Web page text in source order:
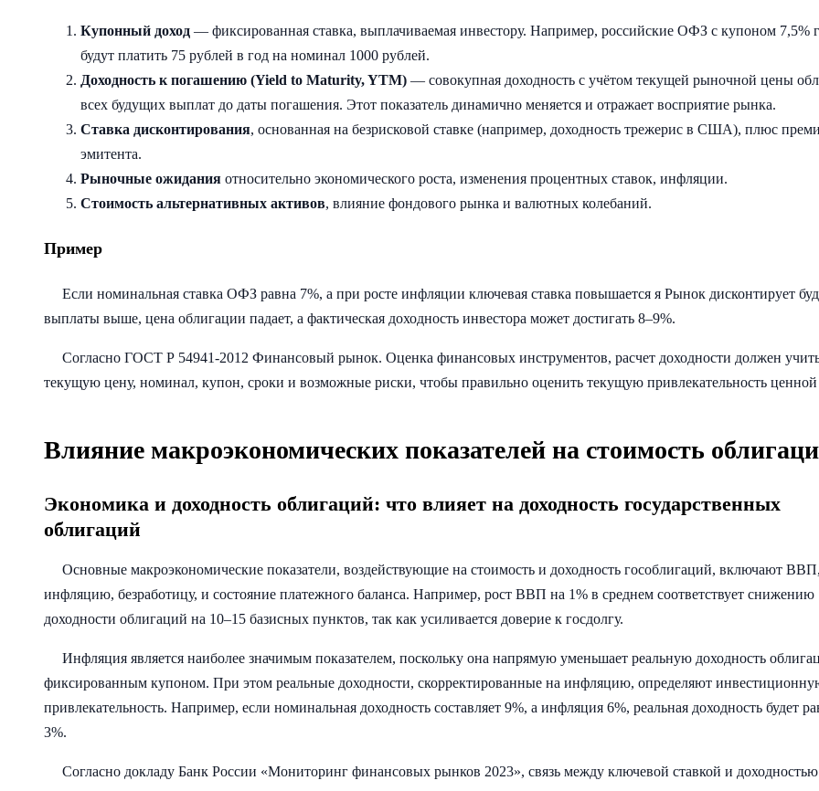
Купонный доход — фиксированная ставка, выплачиваемая инвестору. Например, российские ОФЗ с купоном 7,5%
будут платить 75 рублей в год на номинал 1000 рублей.
Доходность к погашению (Yield to Maturity, YTM) — совокупная доходность с учётом текущей рыночной цены
всех будущих выплат до даты погашения. Этот показатель динамично меняется и отражает восприятие рынка.
Ставка дисконтирования, основанная на безрисковой ставке (например, доходность трежерис в США), плюс
эмитента.
Рыночные ожидания относительно экономического роста, изменения процентных ставок, инфляции.
Стоимость альтернативных активов, влияние фондового рынка и валютных колебаний.
Пример
Если номинальная ставка ОФЗ равна 7%, а при росте инфляции ключевая ставка повышается я Рынок дисконтирует
выплаты выше, цена облигации падает, а фактическая доходность инвестора может достигать 8–9%.
Согласно ГОСТ Р 54941-2012 Финансовый рынок. Оценка финансовых инструментов, расчет доходности должен
текущую цену, номинал, купон, сроки и возможные риски, чтобы правильно оценить текущую привлекательность ценной
Влияние макроэкономических показателей на стоимость
Экономика и доходность облигаций: что влияет на доходность государственных
облигаций
Основные макроэкономические показатели, воздействующие на стоимость и доходность гособлигаций, включают ВВП,
инфляцию, безработицу, и состояние платежного баланса. Например, рост ВВП на 1% в среднем соответствует снижению
доходности облигаций на 10–15 базисных пунктов, так как усиливается доверие к госдолгу.
Инфляция является наиболее значимым показателем, поскольку она напрямую уменьшает реальную доходность
фиксированным купоном. При этом реальные доходности, скорректированные на инфляцию, определяют
привлекательность. Например, если номинальная доходность составляет 9%, а инфляция 6%, реальная доходность будет
3%.
Согласно докладу Банк России «Мониторинг финансовых рынков 2023», связь между ключевой ставкой и